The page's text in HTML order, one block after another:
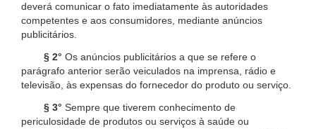
deverá comunicar o fato imediatamente às autoridades
competentes e aos consumidores, mediante anúncios
publicitários.
§ 2° Os anúncios publicitários a que se refere o
parágrafo anterior serão veiculados na imprensa, rádio e
televisão, às expensas do fornecedor do produto ou serviço.
§ 3° Sempre que tiverem conhecimento de
periculosidade de produtos ou serviços à saúde ou